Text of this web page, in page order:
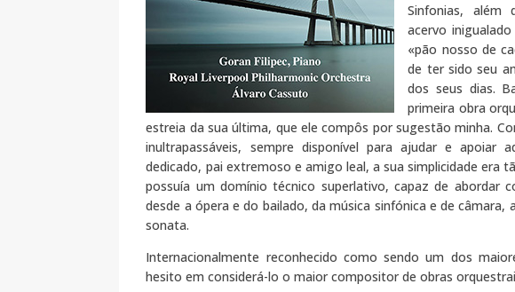
Sinfonias, além
acervo
«pão nosso de
de ter sido seu
dos seus dias.
primeira obra
estreia da sua última, que ele compôs por sugestão minha.
inultrapassáveis, sempre disponível para ajudar e apoiar
dedicado, pai extremoso e amigo leal, a sua simplicidade era
possuía um domínio técnico superlativo, capaz de abordar
desde a ópera e do bailado, da música sinfónica e de
sonata.
Internacionalmente reconhecido como sendo um dos
hesito em considerá-lo o maior compositor de obras